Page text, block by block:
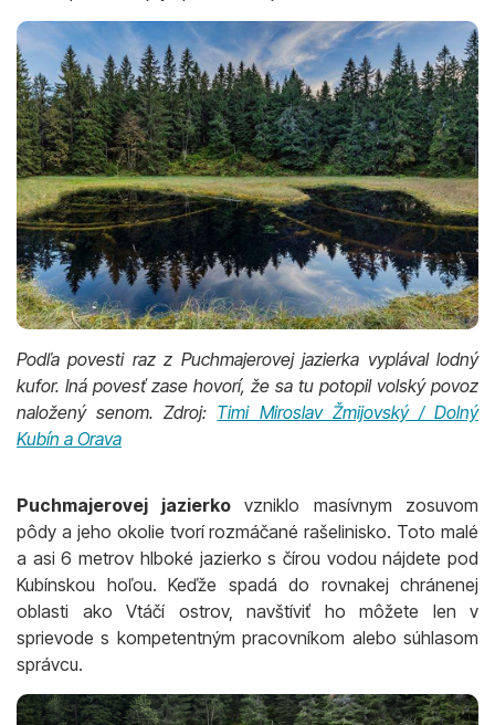
Podľa povesti raz z Puchmajerovej jazierka vyplával lodný
kufor. Iná povesť zase hovorí, že sa tu potopil volský povoz
naložený senom. Zdroj: Timi Miroslav Žmijovský / Dolný
Kubín a Orava
Puchmajerovej jazierkovzniklo masívnym zosuvom
pôdy a jeho okolie tvorí rozmáčané rašelinisko. Toto malé
a asi 6 metrov hlboké jazierko s čírou vodou nájdete pod
Kubínskou hoľou. Keďže spadá do rovnakej chránenej
oblasti ako Vtáčí ostrov, navštíviť ho môžete len v
sprievode s kompetentným pracovníkom alebo súhlasom
správcu.